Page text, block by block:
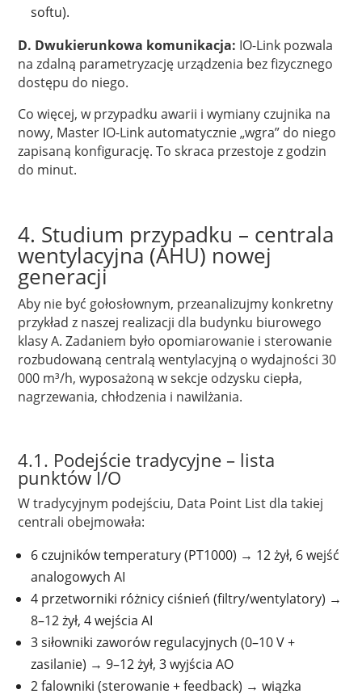
softu).
D. Dwukierunkowa komunikacja: IO-Link pozwala
na zdalną parametryzację urządzenia bez fizycznego
dostępu do niego.
Co więcej, w przypadku awarii i wymiany czujnika na
nowy, Master IO-Link automatycznie „wgra” do niego
zapisaną konfigurację. To skraca przestoje z godzin
do minut.
4. Studium przypadku – centrala
wentylacyjna (AHU) nowej
generacji
Aby nie być gołosłownym, przeanalizujmy konkretny
przykład z naszej realizacji dla budynku biurowego
klasy A. Zadaniem było opomiarowanie i sterowanie
rozbudowaną centralą wentylacyjną o wydajności 30
000 m³/h, wyposażoną w sekcje odzysku ciepła,
nagrzewania, chłodzenia i nawilżania.
4.1. Podejście tradycyjne – lista
punktów I/O
W tradycyjnym podejściu, Data Point List dla takiej
centrali obejmowała:
6 czujników temperatury (PT1000) → 12 żył, 6 wejść
analogowych AI
4 przetworniki różnicy ciśnień (filtry/wentylatory) →
8–12 żył, 4 wejścia AI
3 siłowniki zaworów regulacyjnych (0–10 V +
zasilanie) → 9–12 żył, 3 wyjścia AO
2 falowniki (sterowanie + feedback) → wiązka